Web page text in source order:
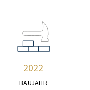
2022
BAUJAHR